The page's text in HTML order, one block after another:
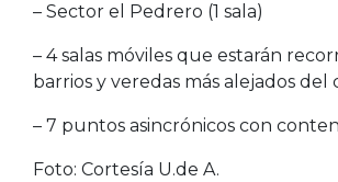
– Sector el Pedrero (1 sala)
– 4 salas móviles que estarán
barrios y veredas más alejados del
– 7 puntos asincrónicos con
Foto: Cortesía U.de A.